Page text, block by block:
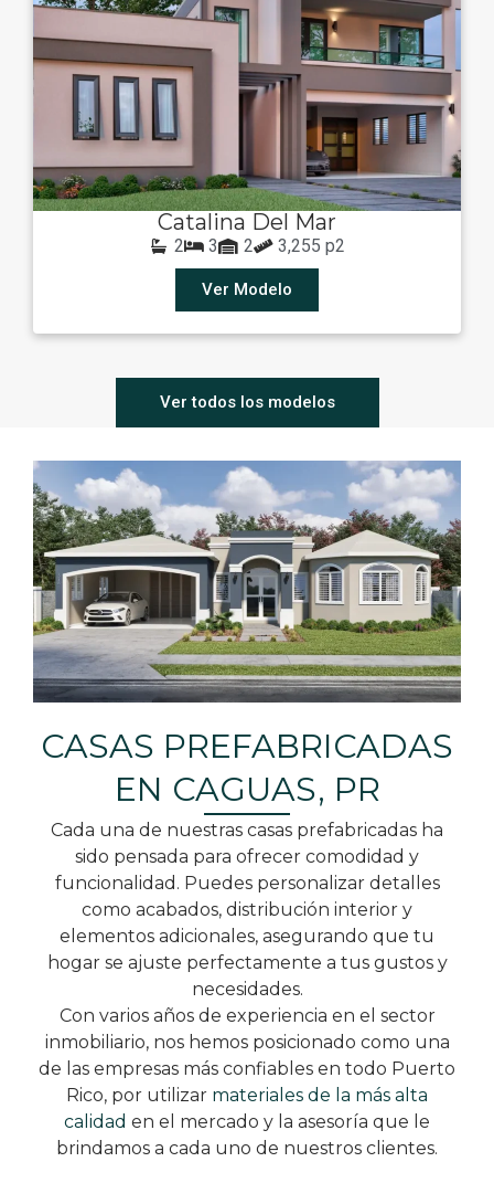
Catalina Del Mar
2 3 2 3,255 p2
Ver Modelo
Ver todos los modelos
CASAS PREFABRICADAS
EN CAGUAS, PR
Cada una de nuestras casas prefabricadas ha
sido pensada para ofrecer comodidad y
funcionalidad. Puedes personalizar detalles
como acabados, distribución interior y
elementos adicionales, asegurando que tu
hogar se ajuste perfectamente a tus gustos y
necesidades.
Con varios años de experiencia en el sector
inmobiliario, nos hemos posicionado como una
de las empresas más confiables en todo Puerto
Rico, por utilizar materiales de la más alta
calidad en el mercado y la asesoría que le
brindamos a cada uno de nuestros clientes.